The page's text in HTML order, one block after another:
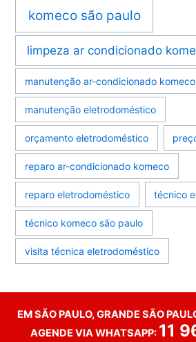
komeco são paulo
limpeza ar condicionado
manutenção ar-condicionado
manutenção eletrodoméstico
orçamento eletrodoméstico
reparo ar-condicionado komeco
reparo eletrodoméstico técnico
técnico komeco são paulo
visita técnica eletrodoméstico
EM SÃO PAULO, GRANDE SÃO
AGENDE VIA WHATSAPP: 11